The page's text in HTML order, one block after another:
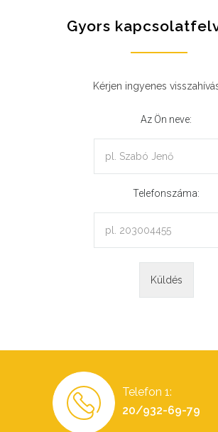
Gyors
Kérjen ingyenes
Az Ön neve:
Telefonszáma:
Telefon 1:
20/932-69-79